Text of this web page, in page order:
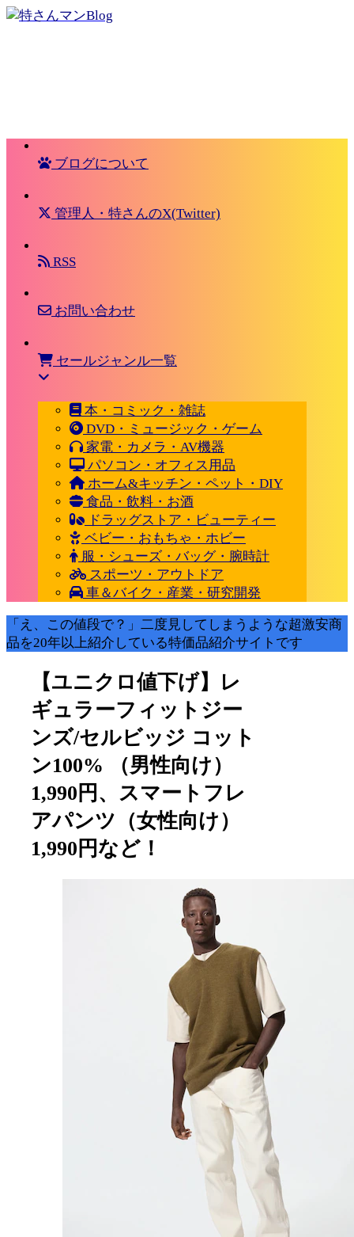
ブログについて
管理人・特さんのX(Twitter)
RSS
お問い合わせ
セールジャンル一覧
本・コミック・雑誌
DVD・ミュージック・ゲーム
家電・カメラ・AV機器
パソコン・オフィス用品
ホーム&キッチン・ペット・DIY
食品・飲料・お酒
ドラッグストア・ビューティー
ベビー・おもちゃ・ホビー
服・シューズ・バッグ・腕時計
スポーツ・アウトドア
車＆バイク・産業・研究開発
「え、この値段で？」二度見してしまうような超激安商
品を20年以上紹介している特価品紹介サイトです
【ユニクロ値下げ】レ
ギュラーフィットジー
ンズ/セルビッジ コット
ン100% （男性向け）
1,990円、スマートフレ
アパンツ（女性向け）
1,990円など！